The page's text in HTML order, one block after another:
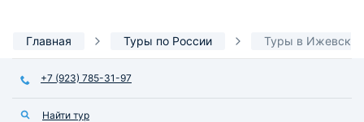
Главная Туры по России Туры в Ижевск
+7 (923) 785-31-97
Найти тур